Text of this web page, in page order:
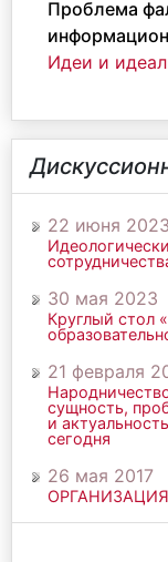
Проблема
Идеи и
22 июня 2023
30 мая 2023
Круглый стол
21 февраля
сущность,
и
сегодня
26 мая 2017